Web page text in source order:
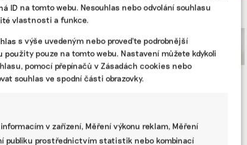
ID na tomto webu. Nesouhlas nebo odvolání souhlasu
vlastnosti a funkce.
s výše uvedeným nebo proveďte podrobnější
použity pouze na tomto webu. Nastavení můžete kdykoli
pomocí přepínačů v Zásadách cookies nebo
souhlas ve spodní části obrazovky.
v zařízení, Měření výkonu reklam, Měření
publiku prostřednictvím statistik nebo kombinací
legislativa, která už
voleb neprojde
Lidé v ESG